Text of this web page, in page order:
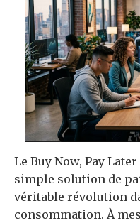
Le Buy Now, Pay
simple solution de
véritable révolution
consommation. À